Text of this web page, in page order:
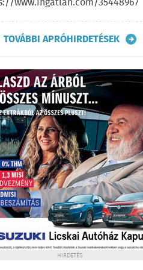
TOVÁBBI APRÓHIRDETÉSEK
HIRDETÉS